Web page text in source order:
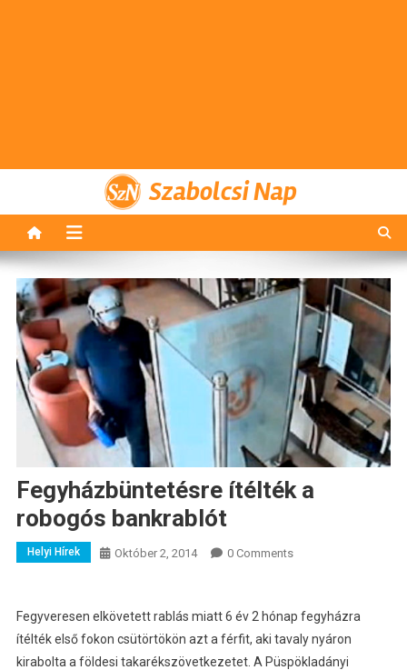
Szabolcsi Nap
Fegyházbüntetésre ítélték a
robogós bankrablót
Helyi Hírek Október 2, 2014 0 Comments
Fegyveresen elkövetett rablás miatt 6 év 2 hónap fegyházra
ítélték első fokon csütörtökön azt a férfit, aki tavaly nyáron
kirabolta a földesi takarékszövetkezetet. A Püspökladányi